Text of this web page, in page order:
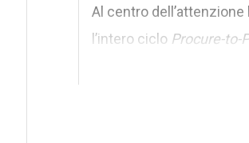
Al centro
l’intero ciclo Procure-to-